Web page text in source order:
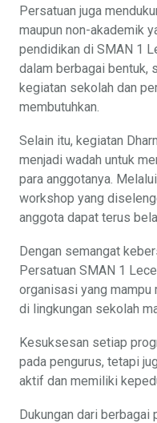
Persatuan juga
maupun non-akademik
pendidikan di SMAN 1
dalam berbagai bentuk,
kegiatan sekolah dan
membutuhkan.
Selain itu, kegiatan
menjadi wadah untuk
para anggotanya.
workshop yang
anggota dapat terus
Dengan semangat
Persatuan SMAN 1
organisasi yang
di lingkungan sekolah
Kesuksesan setiap
pada pengurus, tetapi
aktif dan memiliki
Dukungan dari berbagai